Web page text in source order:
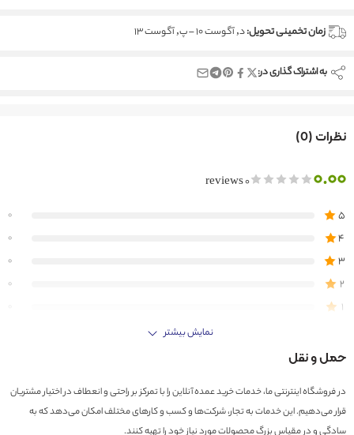
زمان تخمینی تحویل:د, آگوست 10 – پ, آگوست 13
به اشتراک گذاری در:
نظرات (0)
0.00
0 reviews
5
0
4
0
3
0
2
0
1
اولین کسی باشید که دیدگاهی می نویسد “لامپ ال ای دی حبابی 10، 12، 15، 20 وات دونیکو”
نقد و بررسی‌ها
هیچ دیدگاهی برای این محصول نوشته نشده است.
نمایش بیشتر
حمل و نقل
در فروشگاه اینترنتی ما، خدمات خرید عمده آنلاین را با تمرکز بر راحتی و انعطاف در اختیار مشتریان
قرار می‌دهیم. این خدمات به تجار، شرکت‌ها و کسب و کارهای مختلف امکان می‌دهد که به
سادگی و در مقیاس بزرگ محصولات مورد نیاز خود را تهیه کنند.